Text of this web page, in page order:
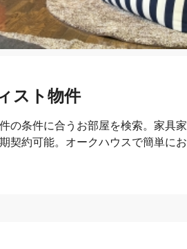
スト物件
の条件に合うお部屋を検索。家具家
契約可能。オークハウスで簡単にお